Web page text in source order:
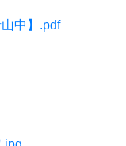
中】.pdf